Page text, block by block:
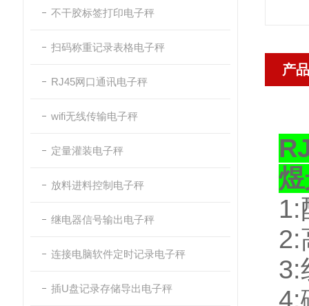
不干胶标签打印电子秤
扫码称重记录表格电子秤
RJ45网口通讯电子秤
wifi无线传输电子秤
定量灌装电子秤
放料进料控制电子秤
继电器信号输出电子秤
连接电脑软件定时记录电子秤
插U盘记录存储导出电子秤
产
1:
2:
3:
4: